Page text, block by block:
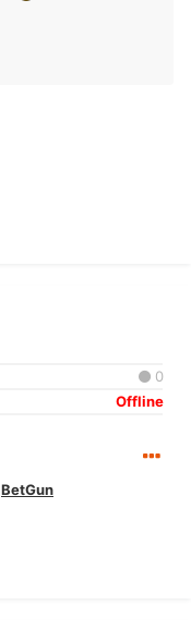
0
Offline
BetGun